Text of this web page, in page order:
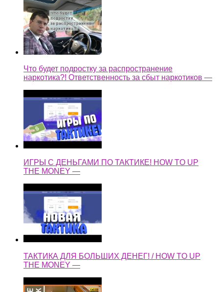
Что будет подростку за распространение
наркотика?! Ответственность за сбыт наркотиков —
ИГРЫ С ДЕНЬГАМИ ПО ТАКТИКЕ! HOW TO UP
THE MONEY —
ТАКТИКА ДЛЯ БОЛЬШИХ ДЕНЕГ! / HOW TO UP
THE MONEY —